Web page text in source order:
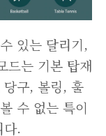
있는 달리기,
드는 기본 탑재
구, 볼링, 훌
수 없는 특이
.